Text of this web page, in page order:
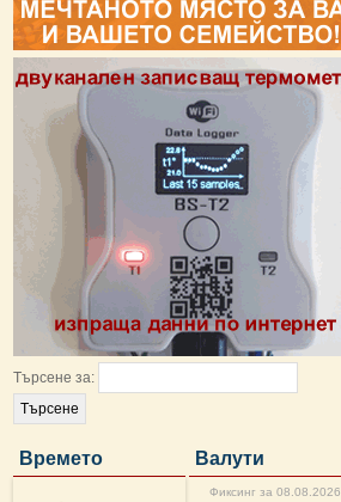
Търсене за:
Времето Валути
Фиксинг за 08.08.2026